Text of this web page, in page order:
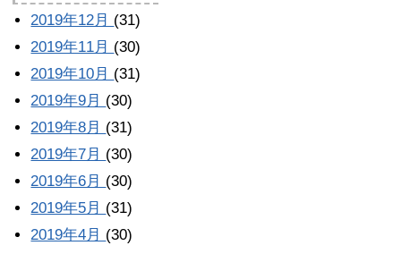
2019年12月 (31)
2019年11月 (30)
2019年10月 (31)
2019年9月 (30)
2019年8月 (31)
2019年7月 (30)
2019年6月 (30)
2019年5月 (31)
2019年4月 (30)